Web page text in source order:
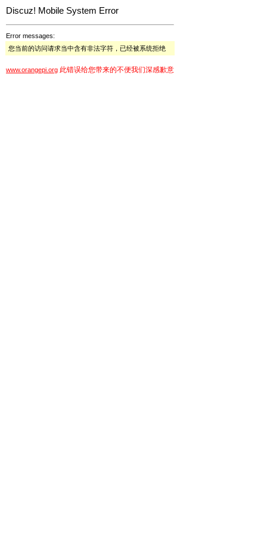
Discuz! Mobile System Error
Error messages:
您当前的访问请求当中含有非法字符，已经被系统拒绝
www.orangepi.org 此错误给您带来的不便我们深感歉意